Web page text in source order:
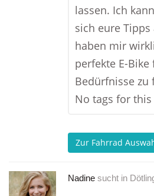
lassen. Ich
sich eure Tipps
haben mir
perfekte E-
Bedürfnisse zu
No tags for
Zur Fahrrad
Nadine sucht in